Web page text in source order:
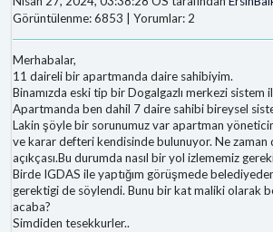
Görüntülenme: 6853 | Yorumlar: 2
Merhabalar,
11 daireli bir apartmanda daire sahibiyim.
Binamızda eski tip bir Dogalgazlı merkezi sistem
Apartmanda ben dahil 7 daire sahibi bireysel
Lakin şöyle bir sorunumuz var apartman
ve karar defteri kendisinde bulunuyor. Ne zaman
açıkçası.Bu durumda nasıl bir yol izlememiz
Birde IGDAS ile yaptığım görüşmede
gerektigi de söylendi. Bunu bir kat maliki olarak
acaba?
Simdiden tesekkurler..